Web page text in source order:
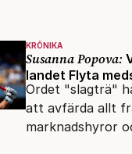
KRÖNIKA
Susanna Popova:
landet Flyta
Ordet "slagträ"
att avfärda allt
marknadshyror